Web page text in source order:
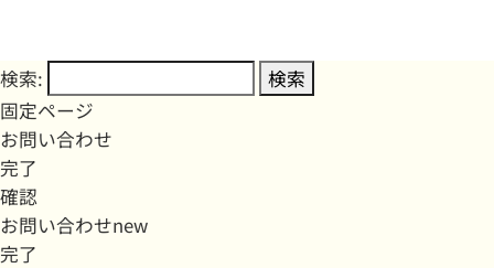
検索:
固定ページ
お問い合わせ
完了
確認
お問い合わせnew
完了